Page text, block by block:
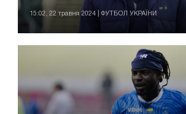
15:02, 22 травня 2024 | ФУТБОЛ УКРАЇНИ